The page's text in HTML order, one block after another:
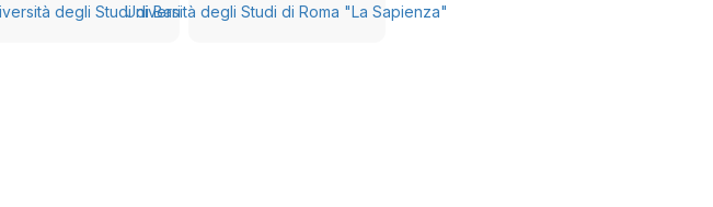
degli Studi di BariUniversità degli Studi di Roma "La Sapienza"